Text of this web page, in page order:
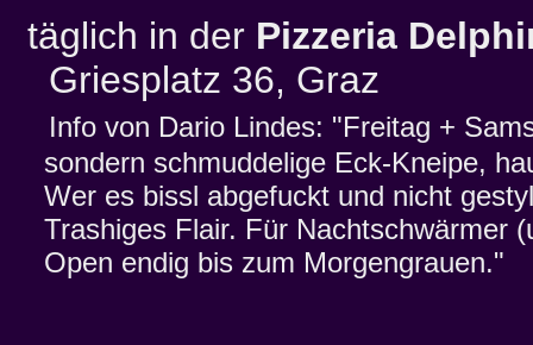
täglich in der Pizzeria
Griesplatz 36, Graz
Info von Dario Lindes: "Freitag +
sondern schmuddelige Eck-Kneipe,
Wer es bissl abgefuckt und nicht
Trashiges Flair. Für Nachtschwärmer
Open endig bis zum Morgengrauen."